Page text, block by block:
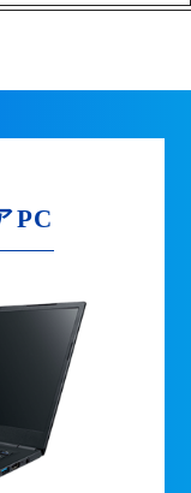
PC